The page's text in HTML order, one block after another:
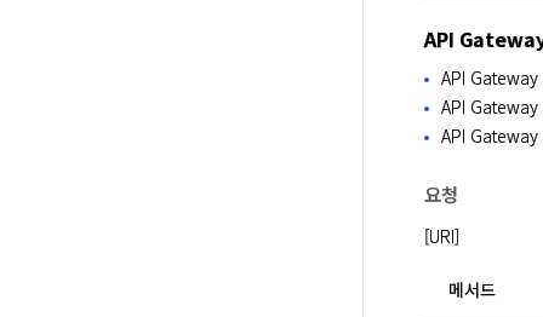
API
API Gateway
API Gateway
API Gateway
요청
[URI]
메서드